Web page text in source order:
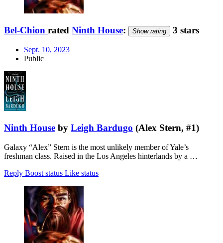
Bel-Chion rated Ninth House: Show rating 3 stars
Sept. 10, 2023
Public
Ninth House by Leigh Bardugo (Alex Stern, #1)
Galaxy “Alex” Stern is the most unlikely member of Yale’s
freshman class. Raised in the Los Angeles hinterlands by a …
Reply Boost status Like status